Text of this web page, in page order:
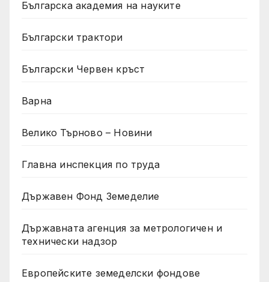
Българска академия на науките
Български трактори
Български Червен кръст
Варна
Велико Търново – Новини
Главна инспекция по труда
Държавен Фонд Земеделие
Държавната агенция за метрологичен и
технически надзор
Европейските земеделски фондове